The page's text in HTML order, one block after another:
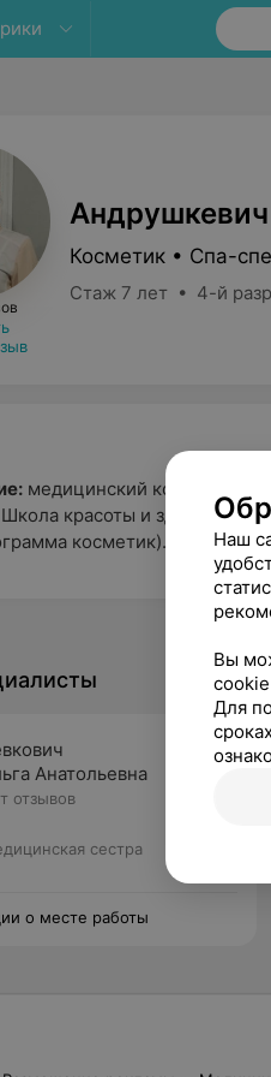
Косметик • Спа-
Стаж 7 лет • 4-й
медицинский колледж,
Школа красоты и здоровья
косметик).
Анатольевна
отзывов
сестра
о месте работы
Наш
Вы
Для